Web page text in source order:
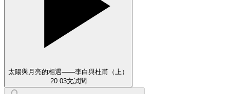
太陽與月亮的相遇——李白與杜甫（上）
20:03文試閱